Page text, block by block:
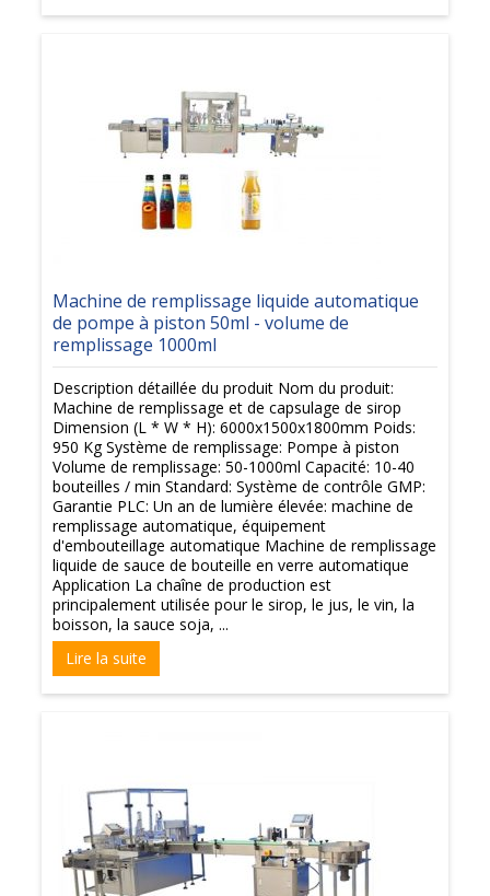
Machine de remplissage liquide automatique
de pompe à piston 50ml - volume de
remplissage 1000ml
Description détaillée du produit Nom du produit:
Machine de remplissage et de capsulage de sirop
Dimension (L * W * H): 6000x1500x1800mm Poids:
950 Kg Système de remplissage: Pompe à piston
Volume de remplissage: 50-1000ml Capacité: 10-40
bouteilles / min Standard: Système de contrôle GMP:
Garantie PLC: Un an de lumière élevée: machine de
remplissage automatique, équipement
d'embouteillage automatique Machine de remplissage
liquide de sauce de bouteille en verre automatique
Application La chaîne de production est
principalement utilisée pour le sirop, le jus, le vin, la
boisson, la sauce soja, ...
Lire la suite